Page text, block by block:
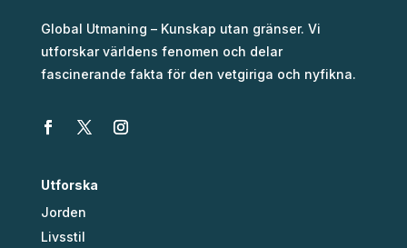
Global Utmaning – Kunskap utan gränser. Vi
utforskar världens fenomen och delar
fascinerande fakta för den vetgiriga och nyfikna.
Utforska
Jorden
Livsstil